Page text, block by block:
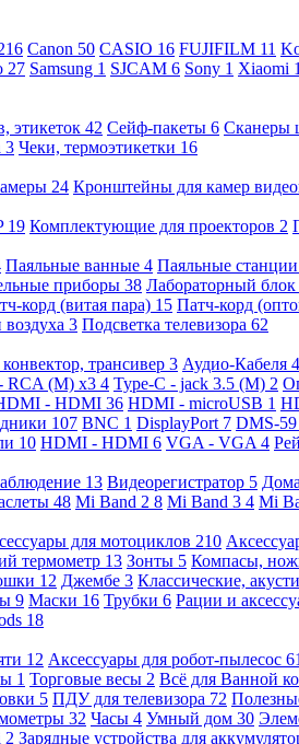
Canon 50 CASIO 16 FUJIFILM 11
27 Samsung 1 SJCAM 6 Sony 1 Xiaomi 1
этикеток 42 Сейф-пакеты 6 Сканеры
3 Чеки, термоэтикетки 16
24 Кронштейны для камер
19 Комплектующие для проекторов 2
Паяльные ванные 4 Паяльные станции
приборы 38 Лабораторный блок
корд (витая пара) 15 Патч-корд
3 Подсветка телевизора 62
трансивер 3 Аудио-Кабеля
RCA (M) x3 4 Type-C - jack 3.5 (M) 2
- HDMI 36 HDMI - microUSB 1
107 BNC 1 DisplayPort 7 DMS-59
10 HDMI - HDMI 6 VGA - VGA 4
13 Видеорегистратор 5
48 Mi Band 2 8 Mi Band 3 4 Mi
для мотоциклов 210
термометр 13 Зонты 5 Компасы,
12 Джембе 3 Классические,
9 Маски 16 Трубки 6 Рации и
18
12 Аксессуары для робот-пылесос 61
1 Торговые весы 2 Всё для Ванной
5 ПДУ для телевизора 72
32 Часы 4 Умный дом 30
2 Зарядные устройства для